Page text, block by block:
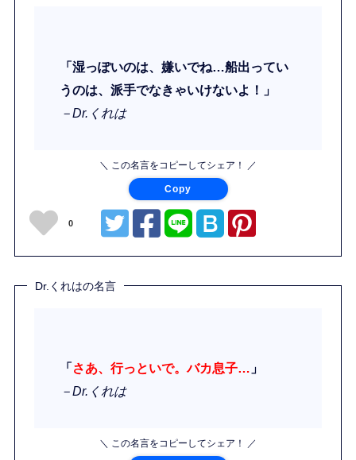
「湿っぽいのは、嫌いでね…船出ってい
うのは、派手でなきゃいけないよ！」
－Dr.くれは
＼ この名言をコピーしてシェア！ ／
Copy
0
Dr.くれはの名言
「さあ、行っといで。バカ息子… 」
－Dr.くれは
＼ この名言をコピーしてシェア！ ／